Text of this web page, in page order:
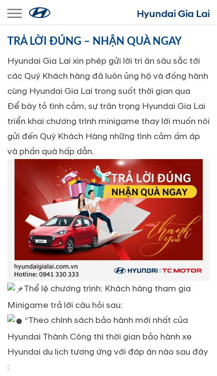
Toggle navigation
TRẢ LỜI ĐÚNG – NHẬN QUÀ NGAY
Hyundai Gia Lai xin phép gửi lời tri ân sâu sắc tới
các Quý Khách hàng đã luôn ủng hộ và đồng hành
cùng Hyundai Gia Lai trong suốt thời gian qua
Để bày tỏ tình cảm, sự trân trọng Hyundai Gia Lai
triển khai chương trình minigame thay lời muốn nói
gửi đến Quý Khách Hàng những tình cảm ấm áp
và phần quà hấp dẫn.
Thể lệ chương trình: Khách hàng tham gia
Minigame trả lời câu hỏi sau:
“Theo chính sách bảo hành mới nhất của
Hyundai Thành Công thì thời gian bảo hành xe
Hyundai du lịch tương ứng với đáp án nào sau đây
: